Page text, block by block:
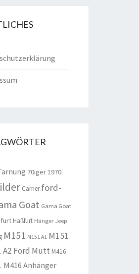
70iger1970
Carrier ford-
Goat Gama Goat
Haßfurt Hänger Jeep
M151 M151 A1 M151
A2 Ford Mutt M416
M416 Anhänger